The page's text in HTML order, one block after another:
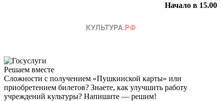
Начало в 15.00
Решаем вместе
Сложности с получением «Пушкинской карты» или
приобретением билетов? Знаете, как улучшить работу
учреждений культуры? Напишите — решим!